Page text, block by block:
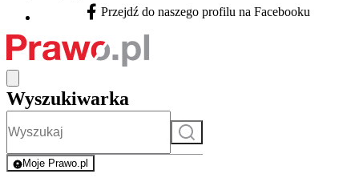
Facebook - otwiera się w nowej karcie
Przejdź do naszego profilu na Facebooku
Wyszukiwarka
Szukaj
Moje Prawo.pl
- rejestracja i logowanie do serwisu